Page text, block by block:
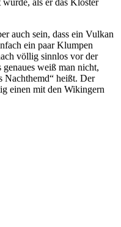
auch sein, dass ein Vulkan
ein paar Klumpen
völlig sinnlos vor der
weiß man nicht,
Nachthemd“ heißt. Der
einen mit den Wikingern